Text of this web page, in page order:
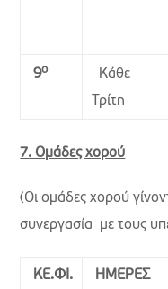
9ο
Κάθε
Τρίτη
7. Ομάδες χορού
(Οι ομάδες χορού
συνεργασία με τους
ΚΕ.ΦΙ. ΗΜΕΡΕΣ